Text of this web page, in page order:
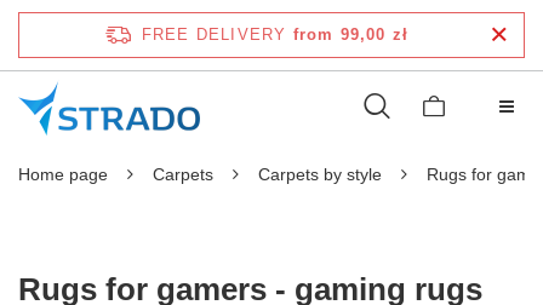
FREE DELIVERY from 99,00 zł
Home page Carpets Carpets by style Rugs for
Rugs for gamers - gaming rugs